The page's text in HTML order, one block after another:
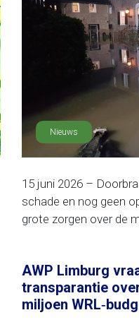
Nieuws
15 juni 2026 –
schade en nog geen
grote zorgen over de
AWP Limburg
transparantie
miljoen